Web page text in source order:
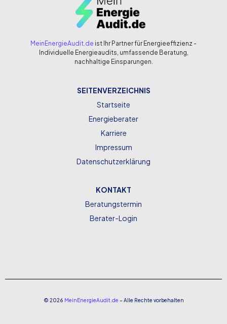
MeinEnergieAudit.de ist Ihr Partner für Energieeffizienz -
Individuelle Energieaudits, umfassende Beratung,
nachhaltige Einsparungen.
SEITENVERZEICHNIS
Startseite
Energieberater
Karriere
Impressum
Datenschutzerklärung
KONTAKT
Beratungstermin
Berater-Login
© 2026 MeinEnergieAudit.de– Alle Rechte vorbehalten